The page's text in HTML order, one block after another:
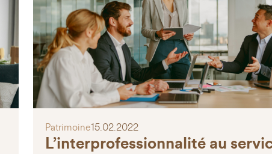
Patrimoine15.02.2022
L’interprofessionnalité au